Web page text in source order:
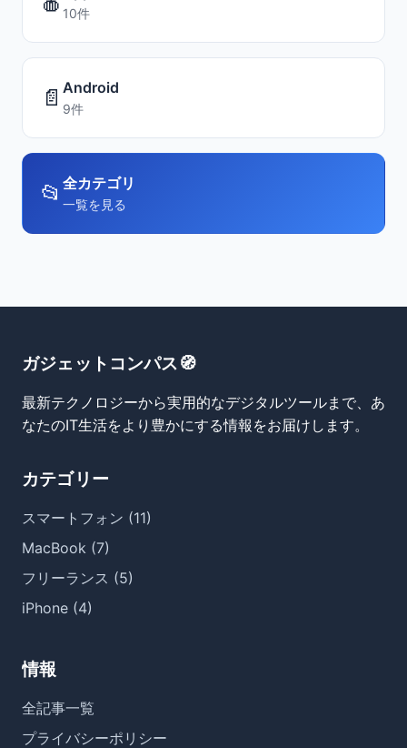
10件
📄 Android
9件
📂 全カテゴリ
一覧を見る
ガジェットコンパス🧭
最新テクノロジーから実用的なデジタルツールまで、あ
なたのIT生活をより豊かにする情報をお届けします。
カテゴリー
スマートフォン (11)
MacBook (7)
フリーランス (5)
iPhone (4)
情報
全記事一覧
プライバシーポリシー